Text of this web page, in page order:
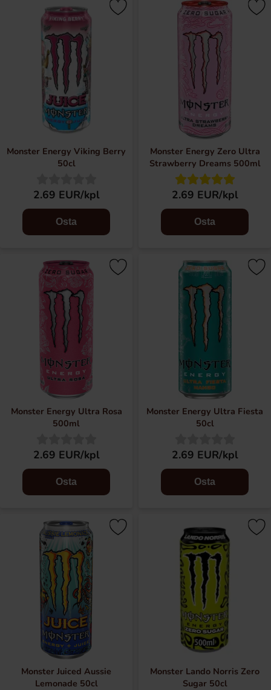
Monster Energy Viking Berry
50cl
2.69 EUR/kpl
Osta
Monster Energy Zero Ultra
Strawberry Dreams 500ml
2.69 EUR/kpl
Osta
Monster Energy Ultra Rosa
500ml
2.69 EUR/kpl
Osta
Monster Energy Ultra Fiesta
50cl
2.69 EUR/kpl
Osta
Monster Juiced Aussie
Lemonade 50cl
Monster Lando Norris Zero
Sugar 50cl